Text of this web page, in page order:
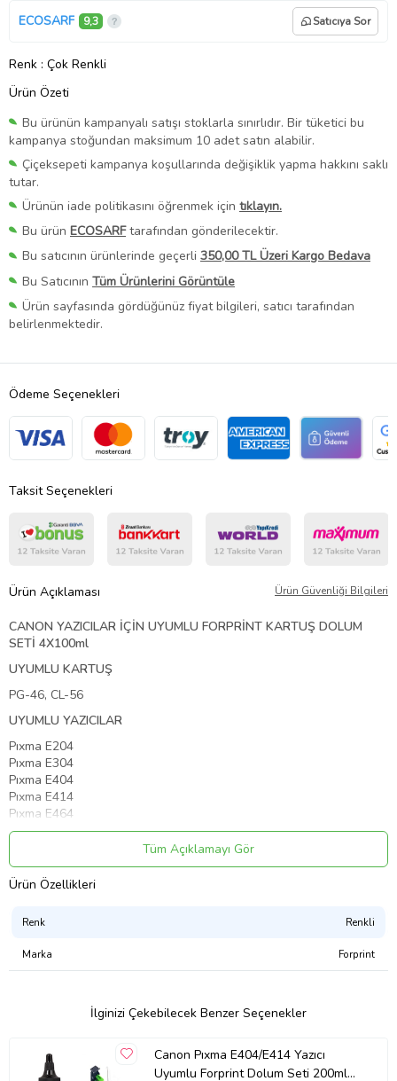
ECOSARF 9,3 Satıcıya Sor
Renk : Çok Renkli
Ürün Özeti
Bu ürünün kampanyalı satışı stoklarla sınırlıdır. Bir tüketici bu
kampanya stoğundan maksimum 10 adet satın alabilir.
Çiçeksepeti kampanya koşullarında değişiklik yapma hakkını saklı
tutar.
Ürünün iade politikasını öğrenmek için tıklayın.
Bu ürün ECOSARFtarafından gönderilecektir.
Bu satıcının ürünlerinde geçerli 350,00 TL Üzeri Kargo Bedava
Bu Satıcının Tüm Ürünlerini Görüntüle
Ürün sayfasında gördüğünüz fiyat bilgileri, satıcı tarafından
belirlenmektedir.
Ödeme Seçenekleri
Taksit Seçenekleri
Ürün Açıklaması Ürün Güvenliği Bilgileri
CANON YAZICILAR İÇİN UYUMLU FORPRİNT KARTUŞ DOLUM
SETİ 4X100ml
UYUMLU KARTUŞ
PG-46, CL-56
UYUMLU YAZICILAR
Pıxma E204
Pıxma E304
Pıxma E404
Pıxma E414
Pıxma E464
Pıxma E474
Pıxma E3140
Pıxma E3340
PAKET İÇERİĞİ
(4x100ml (4 Renk) Forprint Dolum Mürekkebi
Kartuş Vakum Aparatı (Siyah Ve Renkli Kartuş İçin Ayrı Contalar)
4 Adet Ahşap Kürdan (Renkli Kartuşlarda Renk Belirlemek İçin
Kullanılır)
Tüm Açıklamayı Gör
Ürün Özellikleri
Renk Renkli
Marka Forprint
İlginizi Çekebilecek Benzer Seçenekler
Canon Pıxma E404/E414 Yazıcı
Uyumlu Forprint Dolum Seti 200ml